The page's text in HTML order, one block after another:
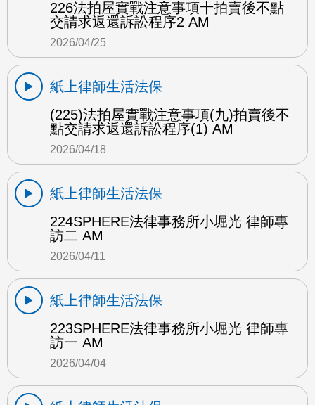
226法拍屋實戰注意事項十拍賣後不點
交請求返還訴訟程序2 AM
2026/04/25
紙上律師生活法保
(225)法拍屋實戰注意事項(九)拍賣後不
點交請求返還訴訟程序(1) AM
2026/04/18
紙上律師生活法保
224SPHERE法律事務所小堀光 律師專
訪二 AM
2026/04/11
紙上律師生活法保
223SPHERE法律事務所小堀光 律師專
訪一 AM
2026/04/04